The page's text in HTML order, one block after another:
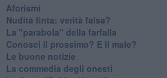
Aforismi
Nudità finta: verità falsa?
La "parabola" della farfalla
Conosci il prossimo? E il male?
Le buone notizie
La commedia degli onesti